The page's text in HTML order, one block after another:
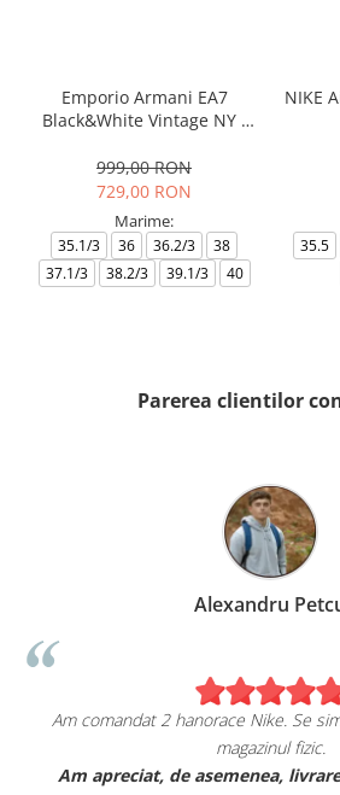
Emporio Armani EA7
Black&White Vintage NY -
999,00 RON
729,00 RON
Marime:
35.1/3 36 36.2/3
38
37.1/3
38.2/3 39.1/3 40
NIKE
35.5
Parerea clientilor
Nike. Se simt și arată exact ca în
livrarea rapidă și oferta
Am